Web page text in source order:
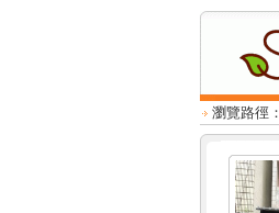
瀏覽路徑：